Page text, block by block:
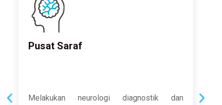
Pusat Kandungan
Menawarkan berbagai layanan mulai dari